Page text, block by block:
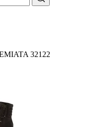
32122